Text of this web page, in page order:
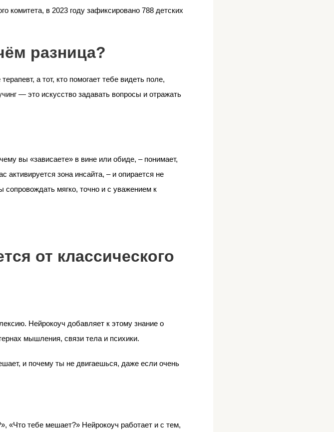
комитета, в 2023 году зафиксировано 788 детских
разница?
а тот, кто помогает тебе видеть поле,
— это искусство задавать вопросы и отражать
вы «зависаете» в вине или обиде, – понимает,
активируется зона инсайта, – и опирается не
сопровождать мягко, точно и с уважением к
от классического
Нейрокоуч добавляет к этому знание о
мышления, связи тела и психики.
и почему ты не двигаешься, даже если очень
«Что тебе мешает?» Нейрокоуч работает и с тем,